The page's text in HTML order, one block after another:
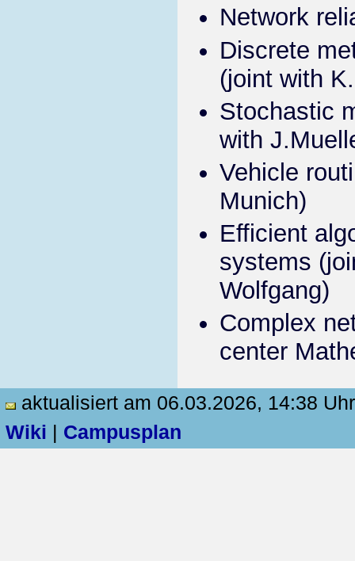
Network
Discrete
(joint with
Stochastic
with
Vehicle
Munich)
Efficient
systems
Wolfgang)
Complex
center
aktualisiert am 06.03.2026, 14:38
Wiki | Campusplan